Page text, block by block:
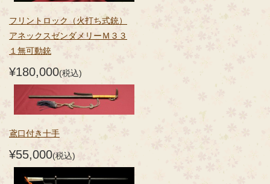
フリントロック（火打ち式銃）
アネックスゼンダメリーＭ３３
１無可動銃
¥180,000(税込)
鳶口付き十手
¥55,000(税込)